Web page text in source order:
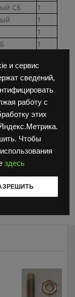
и сервис
сведений,
работу с
этих
Чтобы
здесь
СБ
1
1
1
1
1
1
1
1
1
1
1